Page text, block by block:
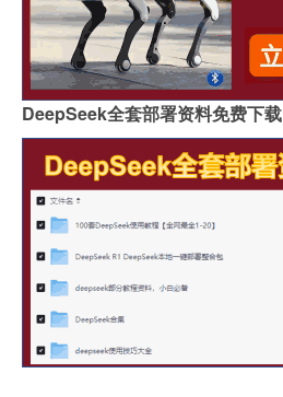
DeepSeek全套部署资料免费下载